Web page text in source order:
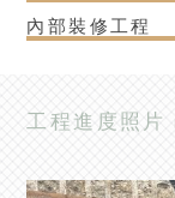
內部裝修工程
工程進度照片